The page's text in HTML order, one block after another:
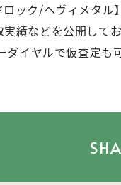
ロック/ヘヴィメタル】
実績などを公開して
ダイヤルで仮査定も